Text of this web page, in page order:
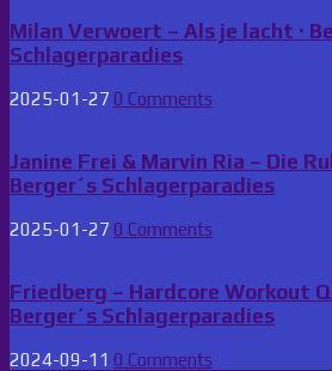
Milan Verwoert – Als je lacht ·
Schlagerparadies
2025-01-27 0 Comments
Janine Frei & Marvin Ria – Die
Berger´s Schlagerparadies
2025-01-27 0 Comments
Friedberg – Hardcore Workout
Berger´s Schlagerparadies
2024-09-11 0 Comments